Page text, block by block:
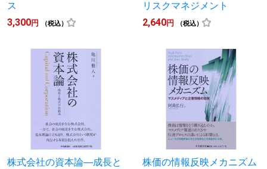
ス
3,300円 （税込）
リスクマネジメント
2,640円 （税込）
株式会社の資本論―成長と
株価の情報反映メカニズム